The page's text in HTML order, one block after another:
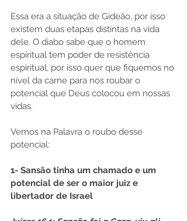
Essa era a situação de Gideão, por isso
existem duas etapas distintas na vida
dele. O diabo sabe que o homem
espiritual tem poder de resistência
espiritual, por isso quer que fiquemos no
nível da carne para nos roubar o
potencial que Deus colocou em nossas
vidas.
Vemos na Palavra o roubo desse
potencial:
1- Sansão tinha um chamado e um
potencial de ser o maior juiz e
libertador de Israel